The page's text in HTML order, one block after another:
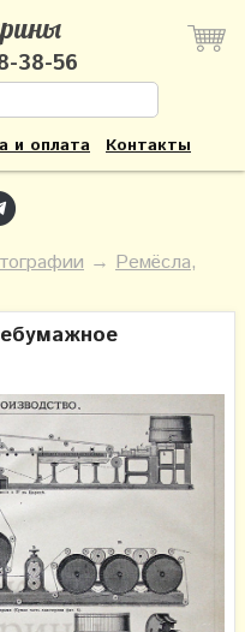
38-56
и оплата Контакты
→ Ремёсла,